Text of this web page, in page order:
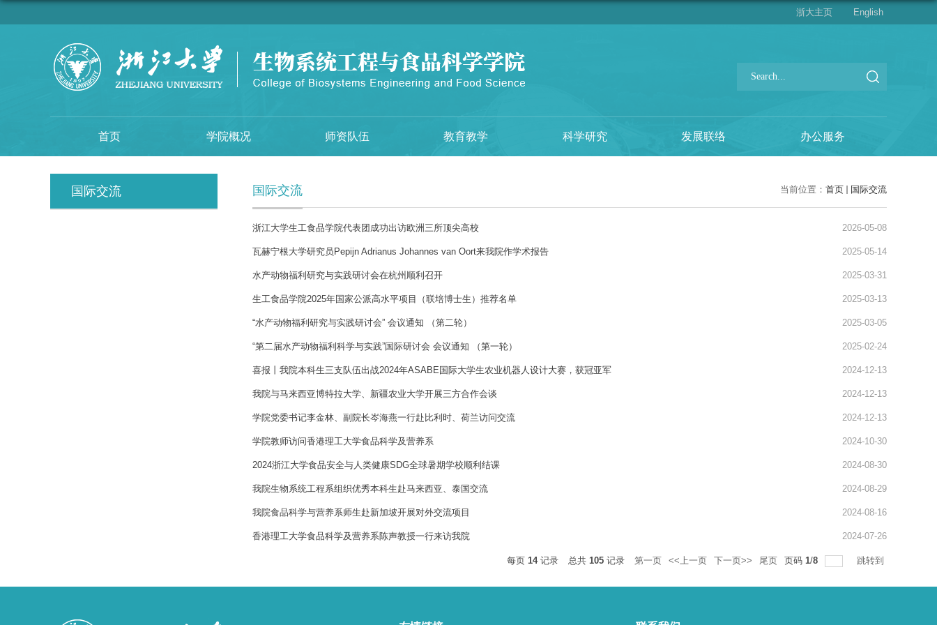
浙大主页 English
首页 学院概况 师资队伍 教育教学 科学研究 发展联络 办公服务
国际交流 当前位置： 首页 国际交流
国际交流
浙江大学生工食品学院代表团成功出访欧洲三所顶尖高校 2026-05-08
瓦赫宁根大学研究员Pepijn Adrianus Johannes van Oort来我院作学术报告 2025-05-14
水产动物福利研究与实践研讨会在杭州顺利召开 2025-03-31
生工食品学院2025年国家公派高水平项目（联培博士生）推荐名单 2025-03-13
“水产动物福利研究与实践研讨会” 会议通知 （第二轮） 2025-03-05
“第二届水产动物福利科学与实践”国际研讨会 会议通知 （第一轮） 2025-02-24
喜报丨我院本科生三支队伍出战2024年ASABE国际大学生农业机器人设计大赛，获冠亚军 2024-12-13
我院与马来西亚博特拉大学、新疆农业大学开展三方合作会谈 2024-12-13
学院党委书记李金林、副院长岑海燕一行赴比利时、荷兰访问交流 2024-12-13
学院教师访问香港理工大学食品科学及营养系 2024-10-30
2024浙江大学食品安全与人类健康SDG全球暑期学校顺利结课 2024-08-30
我院生物系统工程系组织优秀本科生赴马来西亚、泰国交流 2024-08-29
我院食品科学与营养系师生赴新加坡开展对外交流项目 2024-08-16
香港理工大学食品科学及营养系陈声教授一行来访我院 2024-07-26
每页 14记录 总共 105 记录 第一页 <<上一页 下一页>> 尾页 页码 1/8 跳转到